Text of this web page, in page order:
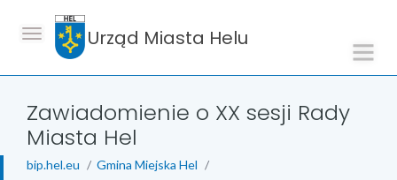
Urząd Miasta Helu
Zawiadomienie o XX sesji Rady
Miasta Hel
bip.hel.eu
Gmina Miejska Hel